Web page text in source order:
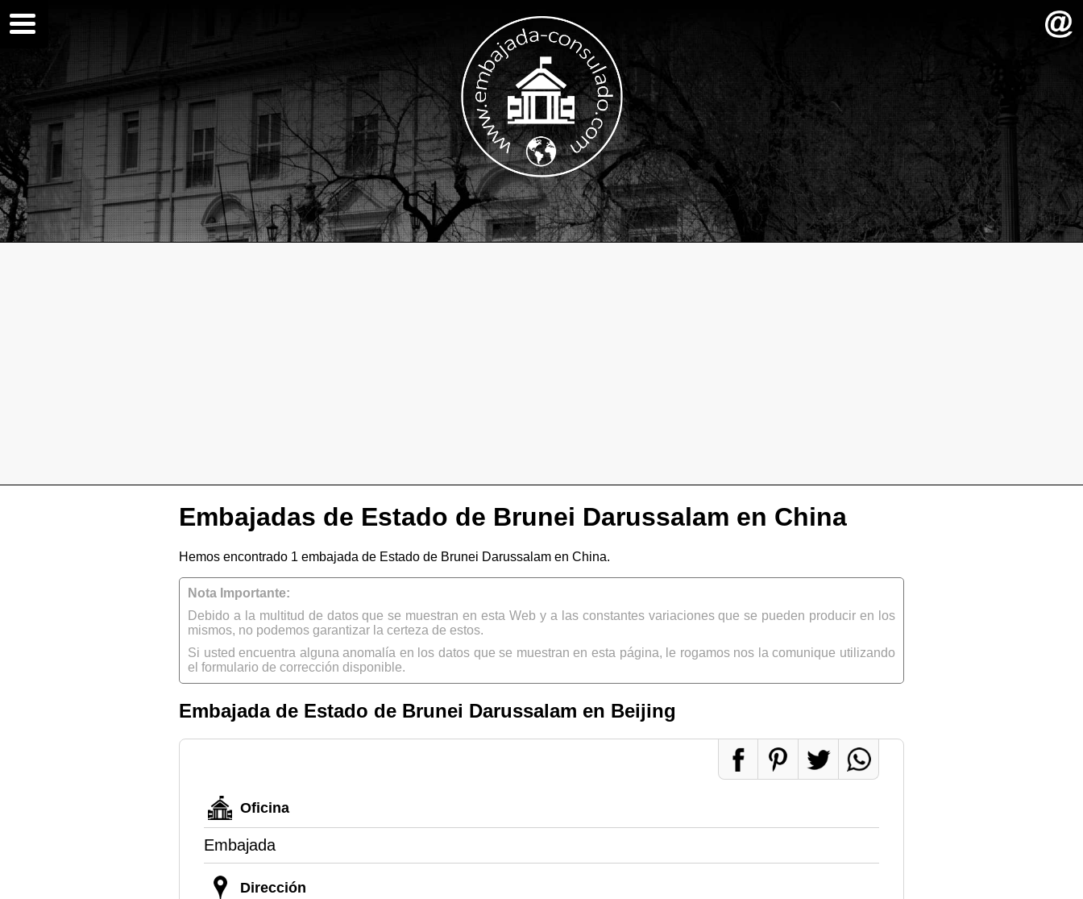
Embajadas de Estado de Brunei Darussalam en China
Hemos encontrado 1 embajada de Estado de Brunei Darussalam en China.
Nota Importante:
Debido a la multitud de datos que se muestran en esta Web y a las constantes variaciones que se pueden producir en los
mismos, no podemos garantizar la certeza de estos.
Si usted encuentra alguna anomalía en los datos que se muestran en esta página, le rogamos nos la comunique utilizando
el formulario de corrección disponible.
Embajada de Estado de Brunei Darussalam en Beijing
Oficina
Embajada
Dirección